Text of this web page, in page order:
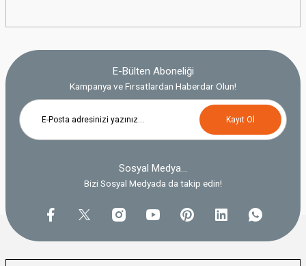
E-Bülten Aboneliği
Kampanya ve Fırsatlardan Haberdar Olun!
Kayıt Ol
Sosyal Medya...
Bizi Sosyal Medyada da takip edin!